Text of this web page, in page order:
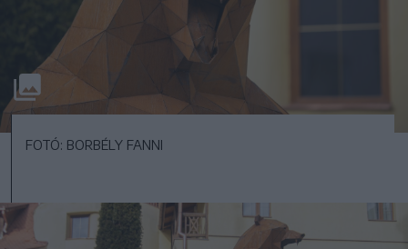
FOTÓ: BORBÉLY FANNI